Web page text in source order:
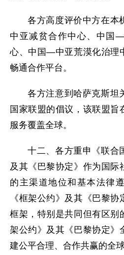
各方高度评价中方在
中亚减贫合作中心、中国
心、中国—中亚荒漠化治理
畅通合作平台。
各方注意到哈萨克斯坦
国家联盟的倡议，该联盟旨
服务覆盖全球。
十二、各方重申《联合
及其《巴黎协定》作为国际
的主渠道地位和基本法律
《框架公约》及其《巴黎
框架，特别是共同但有区别
架公约》及其《巴黎协定》
建公平合理、合作共赢的全